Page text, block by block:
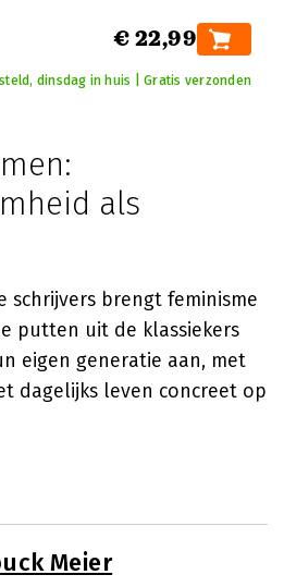
€ 22,99
dinsdag in huis | Gratis verzonden
als
schrijvers brengt feminisme
putten uit de klassiekers
eigen generatie aan, met
dagelijks leven concreet op
Meier